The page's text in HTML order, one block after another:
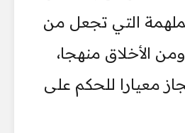
التي تجعل من
الأخلاق منهجا،
معيارا للحكم على